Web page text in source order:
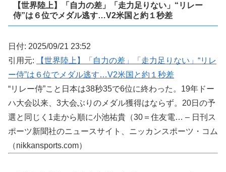
【世界陸上】「自力の差」「走力足りない」“リレー
侍”は６位でメダル逃す…V2米国と約１秒差
日付: 2025/09/21 23:52
引用元:
【世界陸上】「自力の差」「走力足りない」“リレ
ー侍”は６位でメダル逃す…V2米国と約１秒差
“リレー侍”こと日本は38秒35で6位に終わった。19年ドー
ハ大会以来、3大会ぶりのメダル獲得はならず。20日の予
選と同じく1走から順に小池祐貴（30＝住友電… – 日刊ス
ポーツ新聞社のニュースサイト、ニッカンスポーツ・コム
（nikkansports.com）